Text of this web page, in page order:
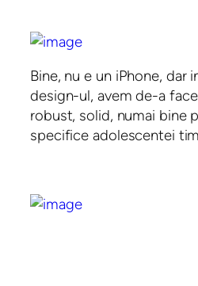
Bine, nu e un iPhone, dar
design-ul, avem de-a
robust, solid, numai bine
specifice adolescentei